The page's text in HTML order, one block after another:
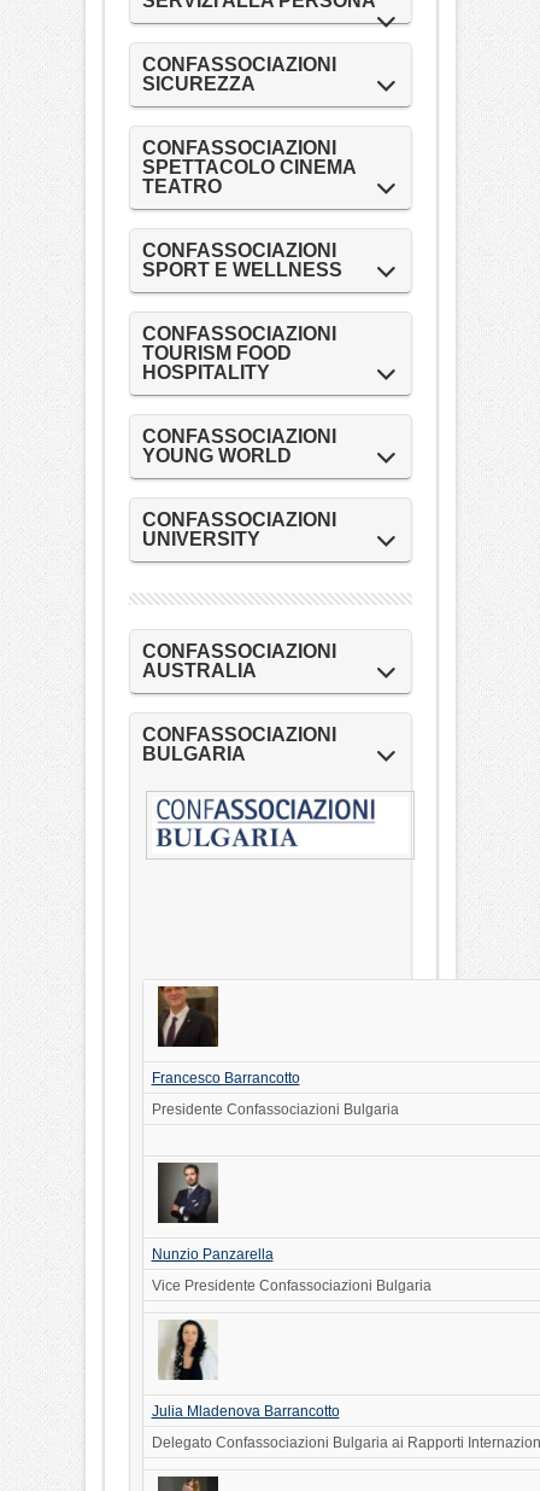
CONFASSOCIAZIONI
SICUREZZA
CONFASSOCIAZIONI
SPETTACOLO CINEMA
TEATRO
CONFASSOCIAZIONI
SPORT E WELLNESS
CONFASSOCIAZIONI
TOURISM FOOD
HOSPITALITY
CONFASSOCIAZIONI
YOUNG WORLD
CONFASSOCIAZIONI
UNIVERSITY
CONFASSOCIAZIONI
AUSTRALIA
CONFASSOCIAZIONI
BULGARIA
Francesco Barrancotto
Presidente Confassociazioni Bulgaria
Nunzio Panzarella
Vice Presidente Confassociazioni Bulgaria
Julia Mladenova Barrancotto
Delegato Confassociazioni Bulgaria ai Rapporti